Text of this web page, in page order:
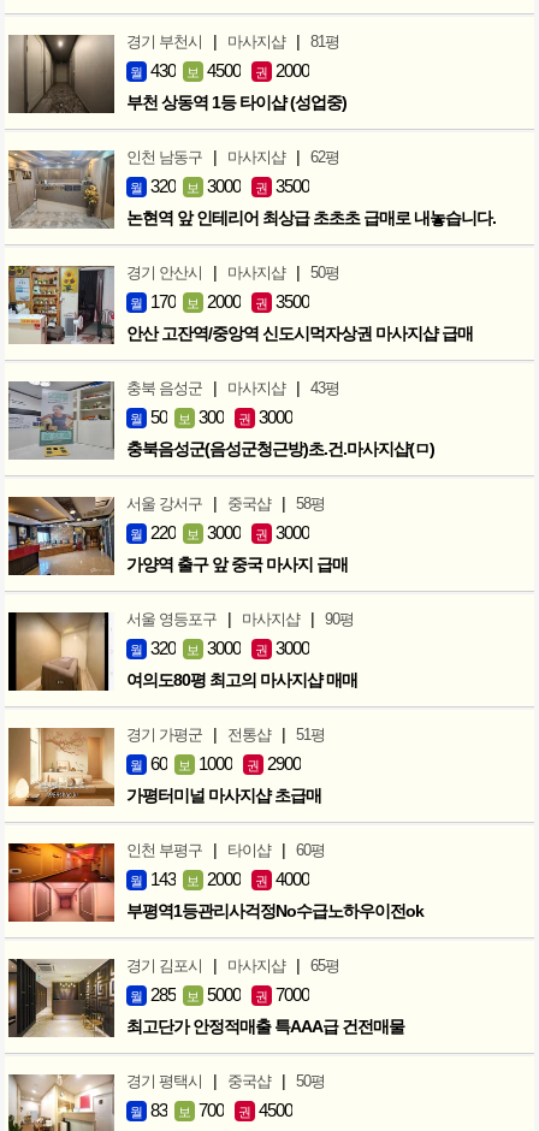
경기 부천시 | 마사지샵 | 81평
월 430 보 4500 권 2000
부천 상동역 1등 타이샵 (성업중)
인천 남동구 | 마사지샵 | 62평
월 320 보 3000 권 3500
논현역 앞 인테리어 최상급 초초초 급매로 내놓습니다.
경기 안산시 | 마사지샵 | 50평
월 170 보 2000 권 3500
안산 고잔역/중앙역 신도시먹자상권 마사지샵 급매
충북 음성군 | 마사지샵 | 43평
월 50 보 300 권 3000
충북음성군(음성군청근방)초.건.마사지샵(ㅁ)
서울 강서구 | 중국샵 | 58평
월 220 보 3000 권 3000
가양역 출구 앞 중국 마사지 급매
서울 영등포구 | 마사지샵 | 90평
월 320 보 3000 권 3000
여의도80평 최고의 마사지샵 매매
경기 가평군 | 전통샵 | 51평
월 60 보 1000 권 2900
가평터미널 마사지샵 초급매
인천 부평구 | 타이샵 | 60평
월 143 보 2000 권 4000
부평역1등관리사걱정No수급노하우이전ok
경기 김포시 | 마사지샵 | 65평
월 285 보 5000 권 7000
최고단가 안정적매출 특AAA급 건전매물
경기 평택시 | 중국샵 | 50평
월 83 보 700 권 4500